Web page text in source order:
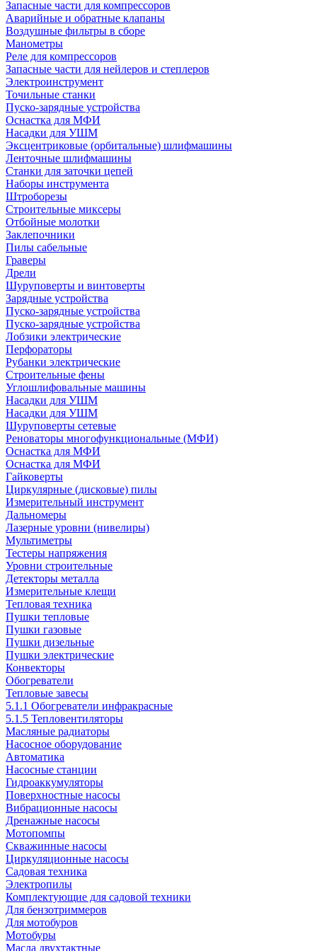
Запасные части для компрессоров
Аварийные и обратные клапаны
Воздушные фильтры в сборе
Манометры
Реле для компрессоров
Запасные части для нейлеров и степлеров
Электроинструмент
Точильные станки
Пуско-зарядные устройства
Оснастка для МФИ
Насадки для УШМ
Эксцентриковые (орбитальные) шлифмашины
Ленточные шлифмашины
Станки для заточки цепей
Наборы инструмента
Штроборезы
Строительные миксеры
Отбойные молотки
Заклепочники
Пилы сабельные
Граверы
Дрели
Шуруповерты и винтоверты
Зарядные устройства
Пуско-зарядные устройства
Пуско-зарядные устройства
Лобзики электрические
Перфораторы
Рубанки электрические
Строительные фены
Углошлифовальные машины
Насадки для УШМ
Насадки для УШМ
Шуруповерты сетевые
Реноваторы многофункциональные (МФИ)
Оснастка для МФИ
Оснастка для МФИ
Гайковерты
Циркулярные (дисковые) пилы
Измерительный инструмент
Дальномеры
Лазерные уровни (нивелиры)
Мультиметры
Тестеры напряжения
Уровни строительные
Детекторы металла
Измерительные клещи
Тепловая техника
Пушки тепловые
Пушки газовые
Пушки дизельные
Пушки электрические
Конвекторы
Обогреватели
Тепловые завесы
5.1.1 Обогреватели инфракрасные
5.1.5 Тепловентиляторы
Масляные радиаторы
Насосное оборудование
Автоматика
Насосные станции
Гидроаккумуляторы
Поверхностные насосы
Вибрационные насосы
Дренажные насосы
Мотопомпы
Скважинные насосы
Циркуляционные насосы
Садовая техника
Электропилы
Комплектующие для садовой техники
Для бензотриммеров
Для мотобуров
Мотобуры
Масла двухтактные